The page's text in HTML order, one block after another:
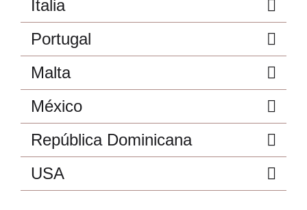
Italia
Portugal
Malta
México
República Dominicana
USA